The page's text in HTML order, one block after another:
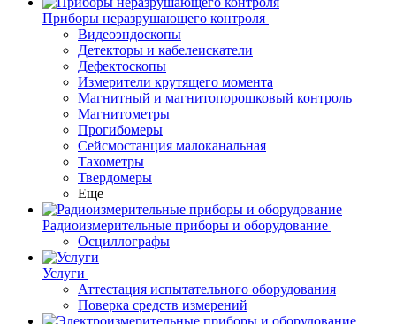
Приборы неразрушающего контроля
Видеоэндоскопы
Детекторы и кабелеискатели
Дефектоскопы
Измерители крутящего момента
Магнитный и магнитопорошковый контроль
Магнитометры
Прогибомеры
Сейсмостанция малоканальная
Тахометры
Твердомеры
Еще
Радиоизмерительные приборы и оборудование
Осциллографы
Услуги
Аттестация испытательного оборудования
Поверка средств измерений